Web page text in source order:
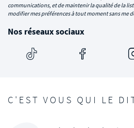
communications, et de maintenir la qualité de la
modifier mes préférences à tout moment sans me
Nos réseaux sociaux
C'EST VOUS QUI LE